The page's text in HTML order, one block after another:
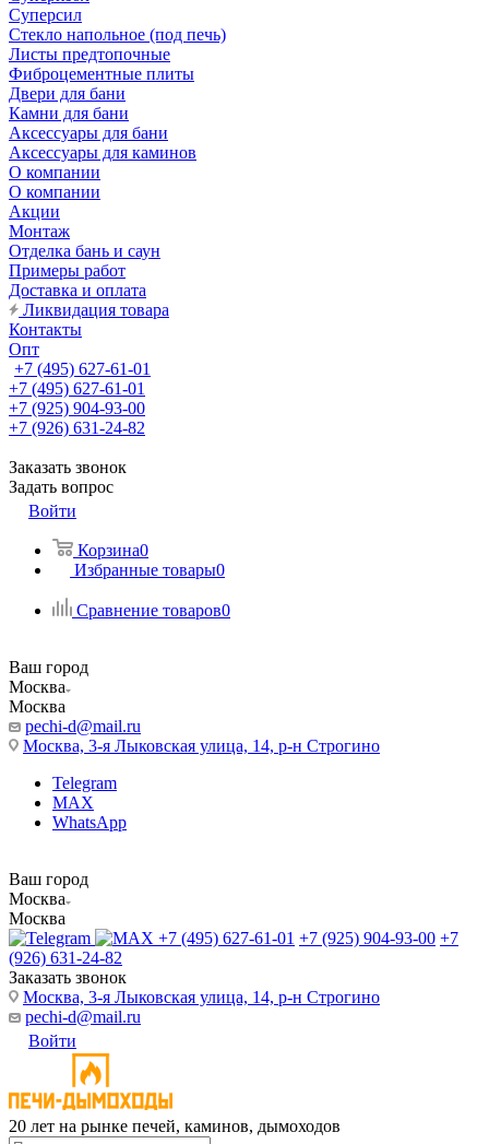
Суперсил
Стекло напольное (под печь)
Листы предтопочные
Фиброцементные плиты
Двери для бани
Камни для бани
Аксессуары для бани
Аксессуары для каминов
О компании
О компании
Акции
Монтаж
Отделка бань и саун
Примеры работ
Доставка и оплата
Ликвидация товара
Контакты
Опт
+7 (495) 627-61-01
+7 (495) 627-61-01
+7 (925) 904-93-00
+7 (926) 631-24-82
Заказать звонок
Задать вопрос
Войти
Корзина0
Избранные товары0
Сравнение товаров0
Ваш город
Москва
Москва
pechi-d@mail.ru
Москва, 3-я Лыковская улица, 14, р-н Строгино
Telegram
MAX
WhatsApp
Ваш город
Москва
Москва
+7 (495) 627-61-01 +7 (925) 904-93-00 +7
(926) 631-24-82
Заказать звонок
Москва, 3-я Лыковская улица, 14, р-н Строгино
pechi-d@mail.ru
Войти
20 лет на рынке печей, каминов, дымоходов